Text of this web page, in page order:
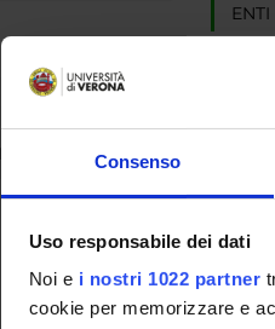
Consenso
Uso responsabile dei dati
Noi e i nostri 1022 partner
cookie per memorizzare e
Sara